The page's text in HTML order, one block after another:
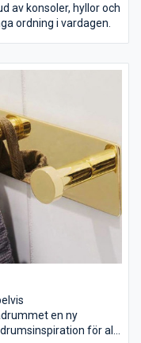
av konsoler, hyllor och
ordning i vardagen.
en ny
för alla